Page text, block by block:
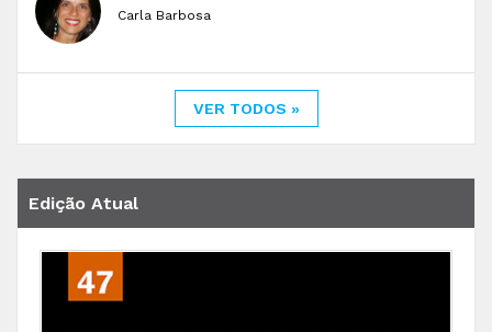
Carla Barbosa
VER TODOS »
Edição Atual